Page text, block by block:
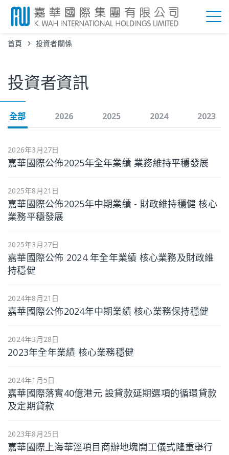
首頁 投資者關係
投資者資訊
全部 2026 2025 2024 2023
2026年3月27日
嘉華國際公佈2025年全年業績 業務維持平穩發展
2025年8月21日
嘉華國際公佈2025年中期業績 - 財政維持穩健 核心
業務平穩發展
2025年3月27日
嘉華國際公佈 2024 年全年業績 核心業務及財政維
持穩健
2024年8月21日
嘉華國際公佈2024年中期業績 核心業務保持穩健
2024年3月28日
2023年全年業績 核心業務穩健
2024年1月5日
嘉華國際落實40億港元 設貸款延期選項的循環貸款
及定期貸款
2023年8月25日
嘉華國際上海華涇項目商辦地塊開工儀式隆重舉行